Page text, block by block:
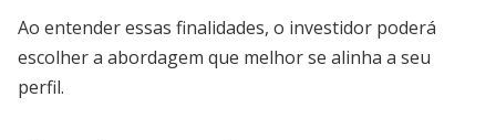
Ao entender essas finalidades, o investidor poderá
escolher a abordagem que melhor se alinha a seu
perfil.